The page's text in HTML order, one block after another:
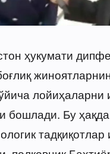
ҳукумати
лойиҳаларни
бошлади. Бу
тадқиқотлар